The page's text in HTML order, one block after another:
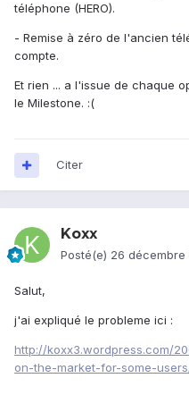
téléphone (HERO).
- Remise à zéro de l'ancien
compte.
Et rien ... a l'issue de chaque
le Milestone. :(
Citer
Koxx
Posté(e) 26 décembre
Salut,
j'ai expliqué le probleme ici :
http://koxx3.wordpress.com/
on-the-market-for-some-